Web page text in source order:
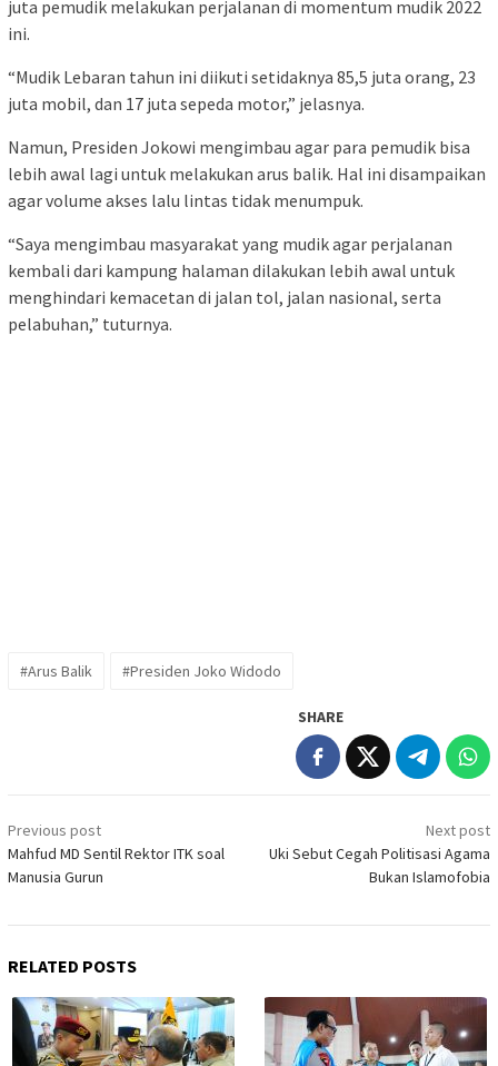
juta pemudik melakukan perjalanan di momentum mudik 2022
ini.
“Mudik Lebaran tahun ini diikuti setidaknya 85,5 juta orang, 23
juta mobil, dan 17 juta sepeda motor,” jelasnya.
Namun, Presiden Jokowi mengimbau agar para pemudik bisa
lebih awal lagi untuk melakukan arus balik. Hal ini disampaikan
agar volume akses lalu lintas tidak menumpuk.
“Saya mengimbau masyarakat yang mudik agar perjalanan
kembali dari kampung halaman dilakukan lebih awal untuk
menghindari kemacetan di jalan tol, jalan nasional, serta
pelabuhan,” tuturnya.
#Arus Balik #Presiden Joko Widodo
SHARE
Post
navigation
Previous post
Mahfud MD Sentil Rektor ITK soal
Manusia Gurun
Next post
Uki Sebut Cegah Politisasi Agama
Bukan Islamofobia
RELATED POSTS